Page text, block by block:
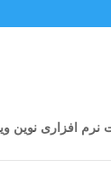
افزاری نوین